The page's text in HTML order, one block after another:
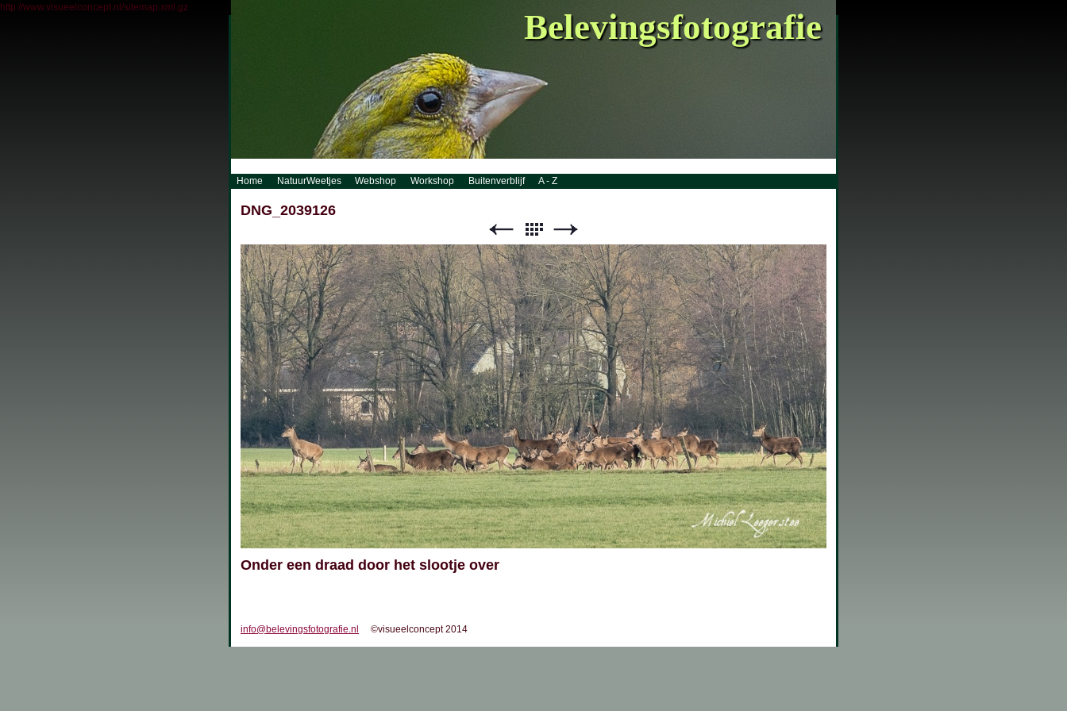
http://www.visueelconcept.nl/sitemap.xml.gz Belevingsfotografie
Home NatuurWeetjes Webshop Workshop Buitenverblijf A - Z
DNG_2039126
Onder een draad door het slootje over
info@belevingsfotografie.nl ©visueelconcept 2014